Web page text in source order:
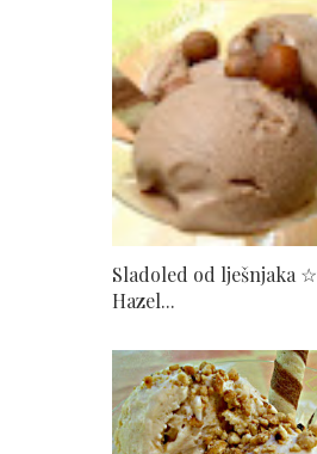
Sladoled od lješnjaka ☆
Hazel...